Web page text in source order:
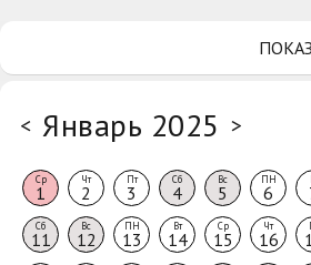
< Январь 2025 >
Ср
1
Чт
2
Пт
3
Сб
4
Вс
5
ПН
6
Сб
11
Вс
12
ПН
13
Вт
14
Ср
15
Чт
16